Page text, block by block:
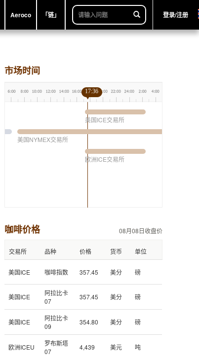
Aeroco 「链」 登录/注册
市场时间
美国ICE交易所
美国NYMEX交易所
欧洲ICE交易所
17:36
咖啡价格 08月08日收盘价
交易所 品种 价格 货币 单位
美国ICE 咖啡指数 357.45 美分 磅
美国ICE
阿拉比卡
07
357.45 美分 磅
美国ICE
阿拉比卡
09
354.80 美分 磅
欧洲ICEU
罗布斯塔
07
4,439 美元 吨